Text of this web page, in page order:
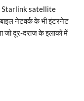
Starlink satellite
नेटवर्क के भी इंटरनेट
जो दूर-दराज के इलाकों में